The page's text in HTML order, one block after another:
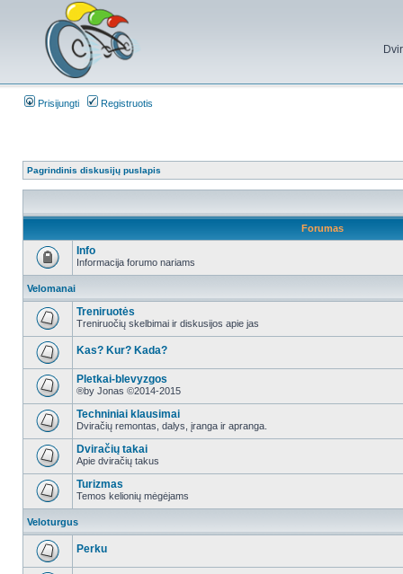
Prisijungti Registruotis
Pagrindinis diskusijų puslapis
Forumas
Info
Informacija forumo nariams
Velomanai
Treniruotės
Treniruočių skelbimai ir diskusijos apie jas
Kas? Kur? Kada?
Pletkai-blevyzgos
®by Jonas ©2014-2015
Techniniai klausimai
Dviračių remontas, dalys, įranga ir apranga.
Dviračių takai
Apie dviračių takus
Turizmas
Temos kelionių mėgėjams
Veloturgus
Perku